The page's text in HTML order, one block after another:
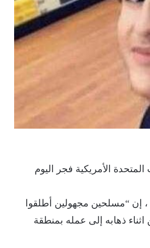
الأمريكية فجر اليوم
، إن “مسلحين مجهولين أطلقوا
ذهابه إلى عمله بمنطقة